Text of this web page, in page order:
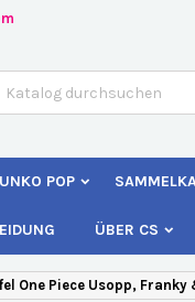
POP
ÜBER CS
One Piece Usopp, Franky
new list
erstellen
Wunschliste
angemeldet sein, um